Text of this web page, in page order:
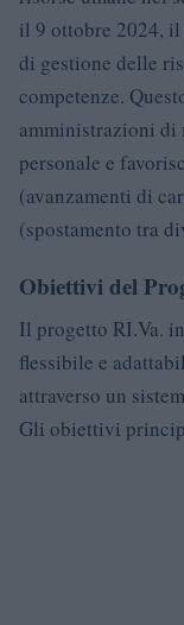
il 9 ottobre 2024,
di gestione delle
competenze.
amministrazioni di
personale e
(avanzamenti di
(spostamento tra
Obiettivi del
Il progetto RI.Va.
flessibile e
attraverso un
Gli obiettivi